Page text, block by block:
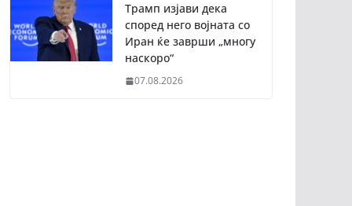
Трамп изјави дека
според него војната со
Иран ќе заврши „многу
наскоро“
07.08.2026